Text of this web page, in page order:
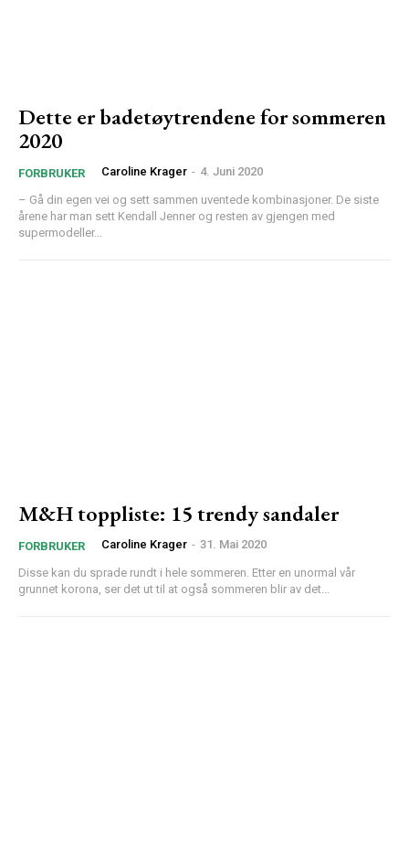
Dette er badetøytrendene for sommeren
2020
FORBRUKER Caroline Krager - 4. Juni 2020
– Gå din egen vei og sett sammen uventede kombinasjoner. De siste
årene har man sett Kendall Jenner og resten av gjengen med
supermodeller...
M&H toppliste: 15 trendy sandaler
FORBRUKER Caroline Krager - 31. Mai 2020
Disse kan du sprade rundt i hele sommeren. Etter en unormal vår
grunnet korona, ser det ut til at også sommeren blir av det...